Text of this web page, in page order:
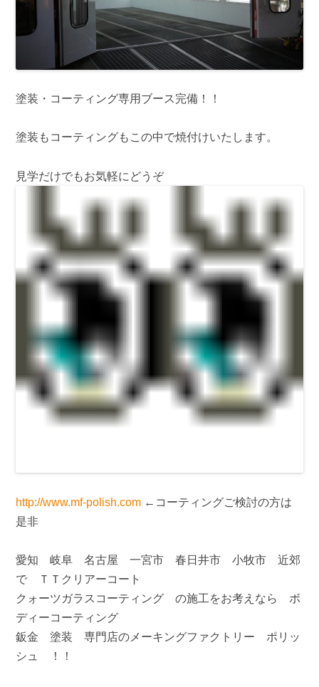
塗装・コーティング専用ブース完備！！
塗装もコーティングもこの中で焼付けいたします。
見学だけでもお気軽にどうぞ
http://www.mf-polish.com ←コーティングご検討の方は
是非
愛知 岐阜 名古屋 一宮市 春日井市 小牧市 近郊
で ＴＴクリアーコート
クォーツガラスコーティング の施工をお考えなら ボ
ディーコーティング
鈑金 塗装 専門店のメーキングファクトリー ポリッ
シュ ！！